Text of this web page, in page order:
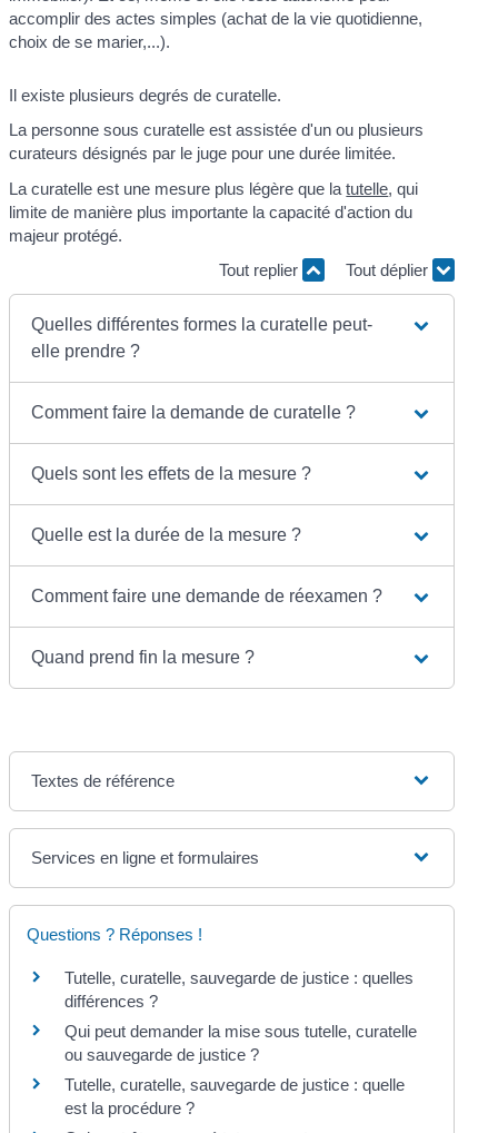
accomplir des actes simples (achat de la vie quotidienne,
choix de se marier,...).
Il existe plusieurs degrés de curatelle.
La personne sous curatelle est assistée d'un ou plusieurs
curateurs désignés par le juge pour une durée limitée.
La curatelle est une mesure plus légère que latutelle, qui
limite de manière plus importante la capacité d'action du
majeur protégé.
Tout replier
Tout déplier
Quelles différentes formes la curatelle peut-
elle prendre ?
Comment faire la demande de curatelle ?
Quels sont les effets de la mesure ?
Quelle est la durée de la mesure ?
Comment faire une demande de réexamen ?
Quand prend fin la mesure ?
Textes de référence
Services en ligne et formulaires
Questions ? Réponses !
Tutelle, curatelle, sauvegarde de justice : quelles
différences ?
Qui peut demander la mise sous tutelle, curatelle
ou sauvegarde de justice ?
Tutelle, curatelle, sauvegarde de justice : quelle
est la procédure ?